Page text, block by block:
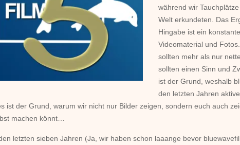
während wir
Welt erkundeten. Das
Hingabe ist ein
Videomaterial und
sollten mehr als nur
sollten einen Sinn und
ist der Grund, weshalb
den letzten Jahren
ist der Grund, warum wir nicht nur Bilder zeigen, sondern euch auch
machen könnt…
letzten sieben Jahren (Ja, wir haben schon laaange bevor